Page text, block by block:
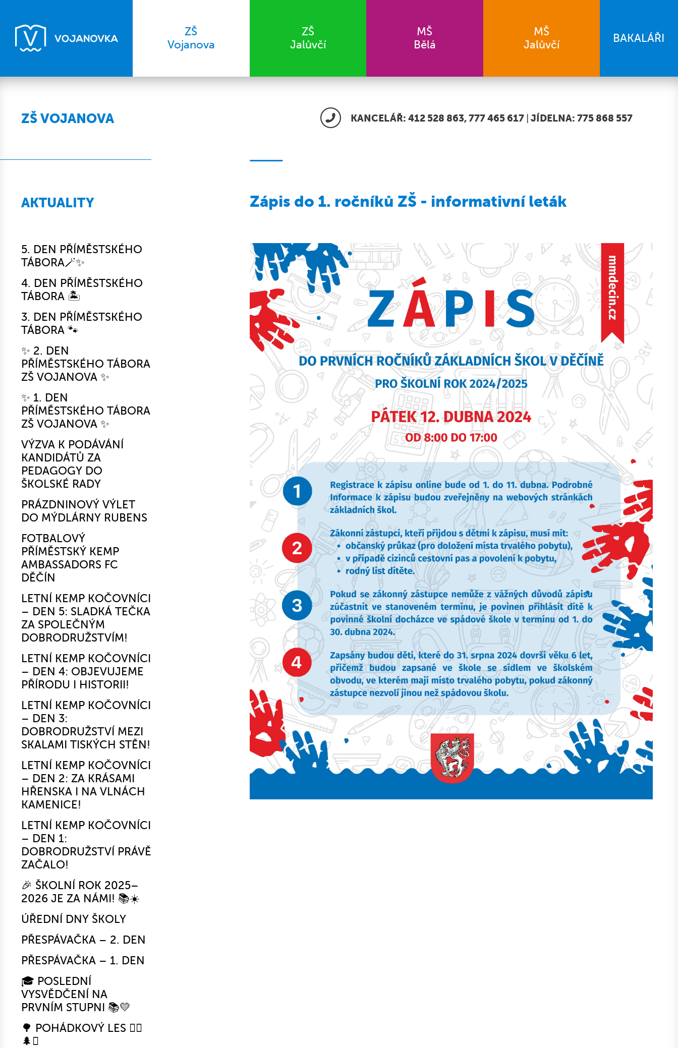
ZŠ
Vojanova
ZŠ
Jalůvčí
MŠ
Bělá
MŠ
Jalůvčí
BAKALÁŘI
ZŠ VOJANOVA
AKTUALITY
5. DEN PŘÍMĚSTSKÉHO
TÁBORA🪄✨
4. DEN PŘÍMĚSTSKÉHO
TÁBORA 🏝️
3. DEN PŘÍMĚSTSKÉHO
TÁBORA 🐾
✨ 2. DEN
PŘÍMĚSTSKÉHO TÁBORA
ZŠ VOJANOVA ✨
✨ 1. DEN
PŘÍMĚSTSKÉHO TÁBORA
ZŠ VOJANOVA ✨
VÝZVA K PODÁVÁNÍ
KANDIDÁTŮ ZA
PEDAGOGY DO
ŠKOLSKÉ RADY
PRÁZDNINOVÝ VÝLET
DO MÝDLÁRNY RUBENS
FOTBALOVÝ
PŘÍMĚSTSKÝ KEMP
AMBASSADORS FC
DĚČÍN
LETNÍ KEMP KOČOVNÍCI
– DEN 5: SLADKÁ TEČKA
ZA SPOLEČNÝM
DOBRODRUŽSTVÍM!
LETNÍ KEMP KOČOVNÍCI
– DEN 4: OBJEVUJEME
PŘÍRODU I HISTORII!
LETNÍ KEMP KOČOVNÍCI
– DEN 3:
DOBRODRUŽSTVÍ MEZI
SKALAMI TISKÝCH STĚN!
LETNÍ KEMP KOČOVNÍCI
– DEN 2: ZA KRÁSAMI
HŘENSKA I NA VLNÁCH
KAMENICE!
LETNÍ KEMP KOČOVNÍCI
– DEN 1:
DOBRODRUŽSTVÍ PRÁVĚ
ZAČALO!
🎉 ŠKOLNÍ ROK 2025–
2026 JE ZA NÁMI! 📚☀️
ÚŘEDNÍ DNY ŠKOLY
PŘESPÁVAČKA – 2. DEN
PŘESPÁVAČKA – 1. DEN
🎓 POSLEDNÍ
VYSVĚDČENÍ NA
PRVNÍM STUPNI 📚💛
🌳 POHÁDKOVÝ LES 🧚‍♀️
🌲✨
KANCELÁŘ: 412 528 863, 777 465 617 JÍDELNA: 775 868 557
Zápis do 1. ročníků ZŠ - informativní leták